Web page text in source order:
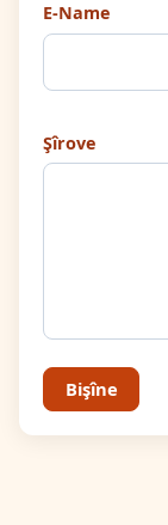
E-Name
Şîrove
Bişîne